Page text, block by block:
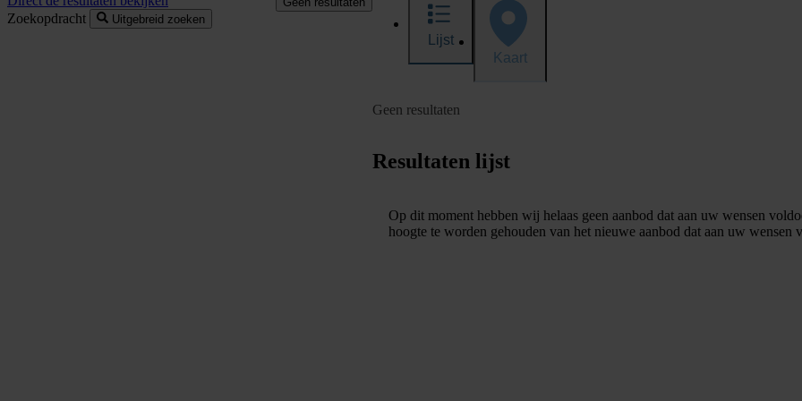
Zoekopdracht
Uitgebreid zoeken
Lijst
Kaart
Geen resultaten
Resultaten lijst
Op dit moment hebben wij helaas geen aanbod dat aan uw wensen
hoogte te worden gehouden van het nieuwe aanbod dat aan uw wensen